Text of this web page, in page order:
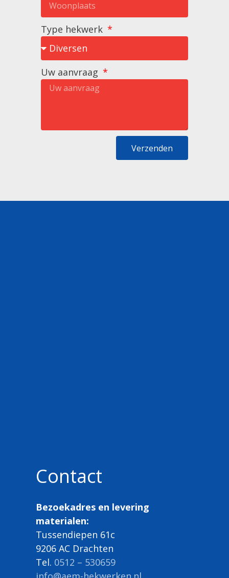
Type hekwerk
Uw aanvraag
Verzenden
Contact
Bezoekadres en levering
materialen:
Tussendiepen 61c
9206 AC Drachten
Tel. 0512 – 530659